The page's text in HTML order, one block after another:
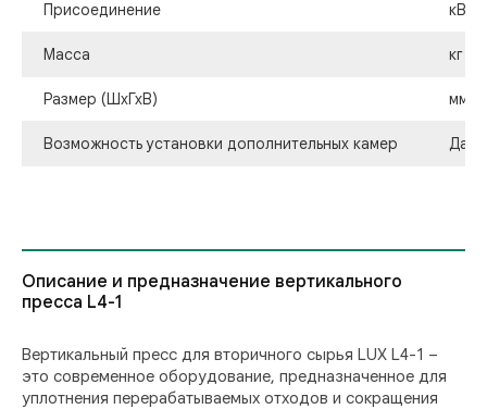
Присоединение
Масса кг
Размер (ШхГхВ) мм
Возможность установки дополнительных камер Да/
Описание и предназначение вертикального
пресса L4-1
Вертикальный пресс для вторичного сырья LUX L4-1 –
это современное оборудование, предназначенное для
уплотнения перерабатываемых отходов и сокращения